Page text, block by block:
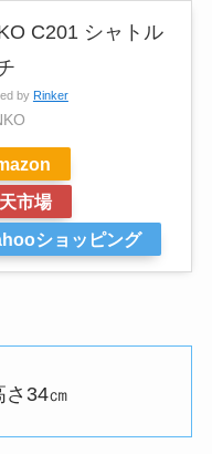
C201 シャトル
by Rinker
市場
ショッピング
さ34㎝